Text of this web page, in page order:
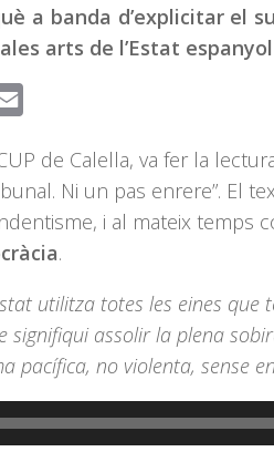
a banda d’explicitar el
arts de l’Estat
de Calella, va fer la
Ni un pas enrere”. El
i al mateix temps
.
utilitza totes les eines
signifiqui assolir la plena
pacífica, no violenta, sense